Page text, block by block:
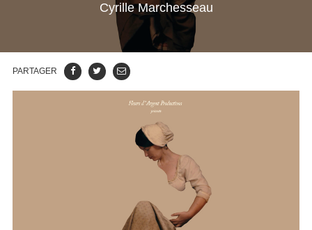
Cyrille Marchesseau
PARTAGER